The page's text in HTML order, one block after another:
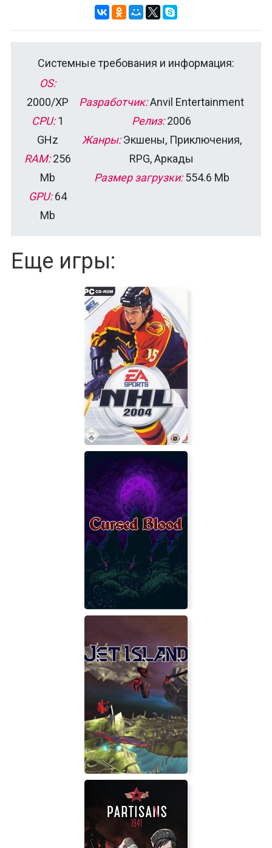
Системные требования и информация:
OS:
2000/XP
CPU:1
GHz
RAM:256
Mb
GPU:64
Mb
Разработчик:Anvil Entertainment
Релиз:2006
Жанры:Экшены, Приключения,
RPG, Аркады
Размер загрузки:554.6 Mb
Еще игры:
NHL 2004: Российская Хоккейная
Лига
Cursed Blood